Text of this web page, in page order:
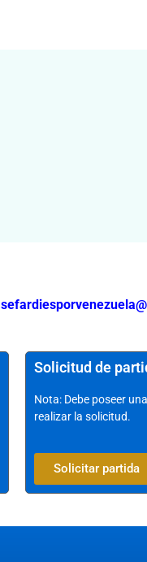
Solicitud de
Nota: Debe poseer
realizar la solicitud.
Solicitar partida